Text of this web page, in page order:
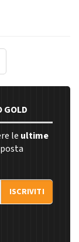
GOLD
le ultime
ISCRIVITI